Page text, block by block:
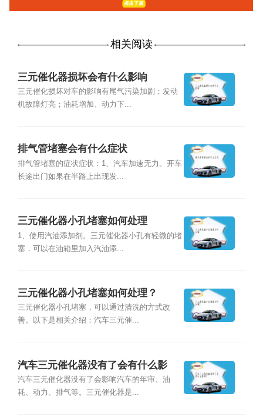
相关阅读
三元催化器损坏会有什么影响
三元催化损坏对车的影响有尾气污染加剧；发动
机故障灯亮；油耗增加、动力下...
排气管堵塞会有什么症状
排气管堵塞的症状症状：1、汽车加速无力。开车
长途出门如果在半路上出现发...
三元催化器小孔堵塞如何处理
1、使用汽油添加剂。三元催化器小孔有轻微的堵
塞，可以在油箱里加入汽油添...
三元催化器小孔堵塞如何处理？
三元催化器小孔堵塞，可以通过清洗的方式改
善。以下是相关介绍：汽车三元催...
汽车三元催化器没有了会有什么影
响？
汽车三元催化器没有了会影响汽车的年审、油
耗、动力、排气等。三元催化器是...